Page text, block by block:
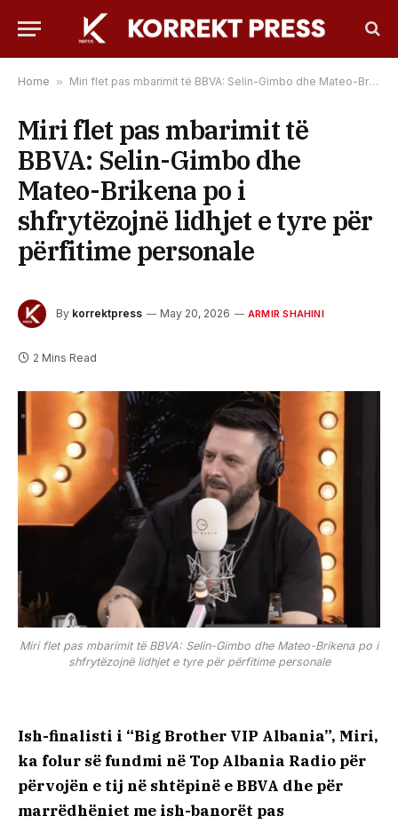
Home » Miri flet pas mbarimit të BBVA: Selin-Gimbo dhe Mateo-Brikena po i shfrytëzojnë lidhjet e tyre për përfitime personale
Miri flet pas mbarimit të
BBVA: Selin-Gimbo dhe
Mateo-Brikena po i
shfrytëzojnë lidhjet e tyre për
përfitime personale
By korrektpress May 20, 2026 ARMIR SHAHINI
2 Mins Read
Miri flet pas mbarimit të BBVA: Selin-Gimbo dhe Mateo-Brikena po i
shfrytëzojnë lidhjet e tyre për përfitime personale
Ish-finalisti i “Big Brother VIP Albania”, Miri,
ka folur së fundmi në Top Albania Radio për
përvojën e tij në shtëpinë e BBVA dhe për
marrëdhëniet me ish-banorët pas